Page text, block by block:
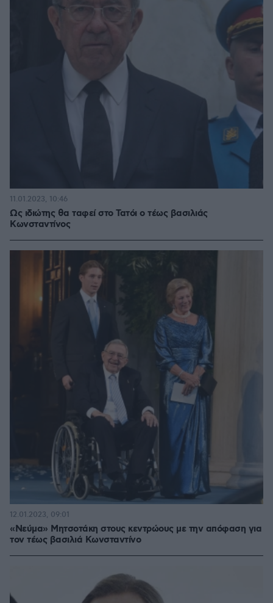
Ως ιδιώτης θα ταφεί στο Τατόι ο τέως βασιλιάς
Κωνσταντίνος
11.01.2023, 10:46
«Νεύμα» Μητσοτάκη στους κεντρώους με την απόφαση για
τον τέως βασιλιά Κωνσταντίνο
12.01.2023, 09:01